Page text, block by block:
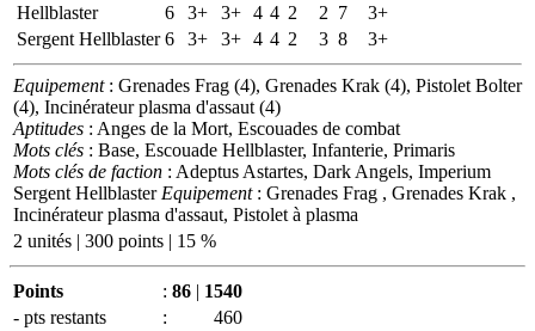
Hellblaster
6 3+ 3+ 4 4 2 2 7
3+
Sergent Hellblaster 6 3+ 3+ 4 4 2 3 8 3+
Equipement: Grenades Frag (4), Grenades Krak (4), Pistolet Bolter
(4), Incinérateur plasma d'assaut (4)
Aptitudes : Anges de la Mort, Escouades de combat
Mots clés : Base, Escouade Hellblaster, Infanterie, Primaris
Mots clés de faction : Adeptus Astartes, Dark Angels, Imperium
Sergent Hellblaster Equipement: Grenades Frag , Grenades Krak ,
Incinérateur plasma d'assaut, Pistolet à plasma
2 unités | 300 points | 15 %
Points : 86 | 1540
- pts restants
:
460